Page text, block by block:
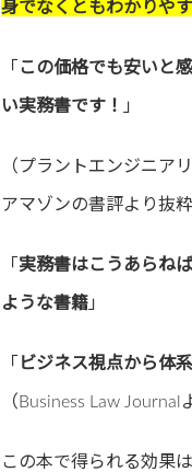
身でなくともわかりや
「 この価格でも安いと
い実務書です！ 」
（プラントエンジニア
アマゾンの書評より抜粋
「 実務書はこうあらね
ような書籍 」
「 ビジネス視点から体
（Business Law Journal
この本で得られる効果